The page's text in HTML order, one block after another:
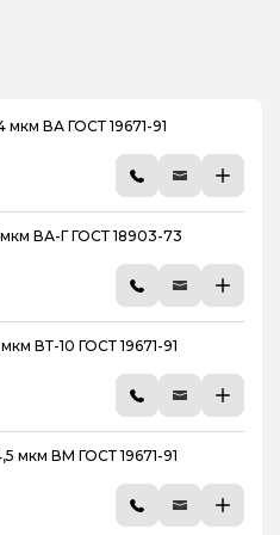
ВА ГОСТ 19671-91
ВА-Г ГОСТ 18903-73
ВТ-10 ГОСТ 19671-91
мкм ВМ ГОСТ 19671-91